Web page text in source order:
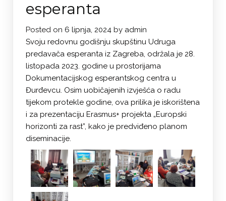
esperanta
Posted on 6 lipnja, 2024 by admin
Svoju redovnu godišnju skupštinu Udruga
predavača esperanta iz Zagreba, održala je 28.
listopada 2023. godine u prostorijama
Dokumentacijskog esperantskog centra u
Đurđevcu. Osim uobičajenih izvješća o radu
tijekom protekle godine, ova prilika je iskorištena
i za prezentaciju Erasmus+ projekta „Europski
horizonti za rast”, kako je predviđeno planom
diseminacije.